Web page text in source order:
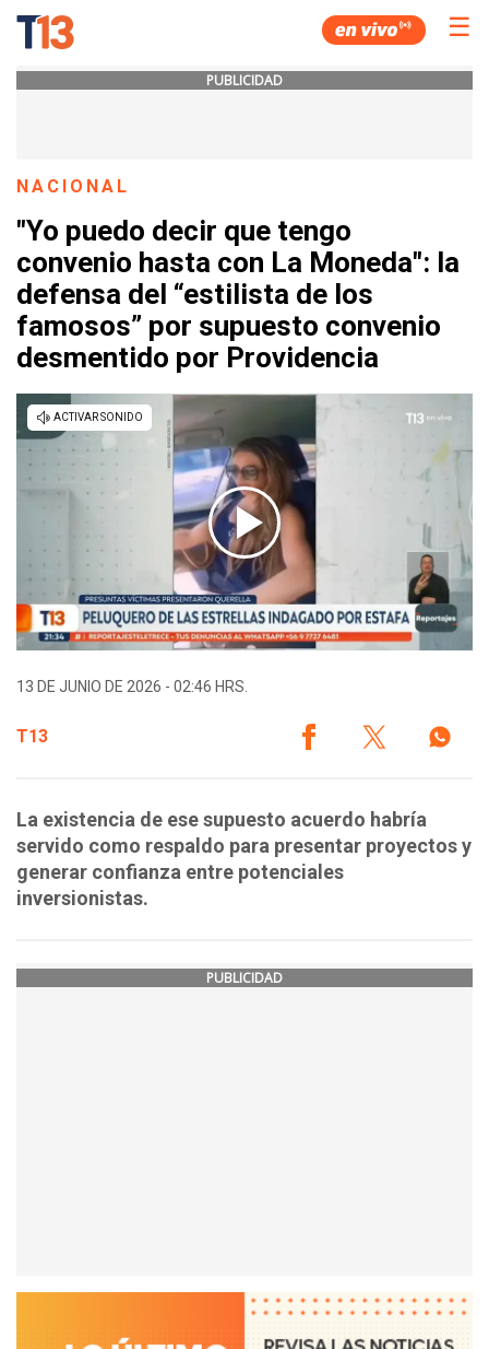
☰
PUBLICIDAD
NACIONAL
"Yo puedo decir que tengo
convenio hasta con La Moneda": la
defensa del “estilista de los
famosos” por supuesto convenio
desmentido por Providencia
13 DE JUNIO DE 2026 - 02:46 HRS.
T13
La existencia de ese supuesto acuerdo habría
servido como respaldo para presentar proyectos y
generar confianza entre potenciales
inversionistas.
PUBLICIDAD